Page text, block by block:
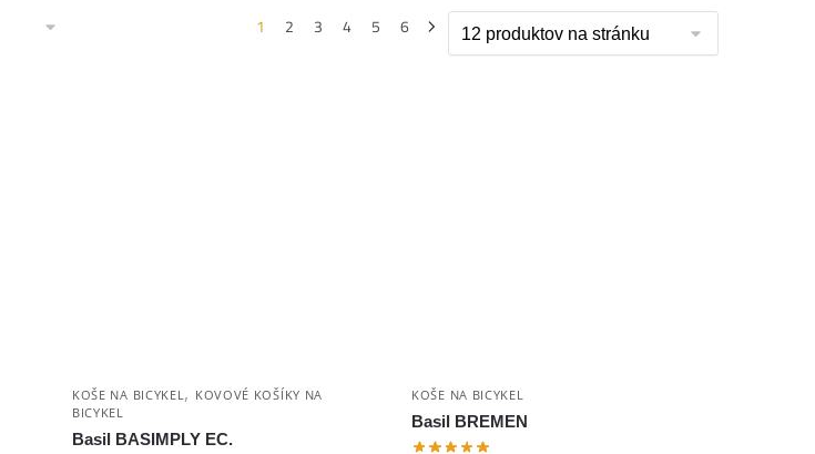
1 2 3 4 5 6
KOŠE NA BICYKEL, KOVOVÉ KOŠÍKY NA
BICYKEL
Basil BASIMPLY EC.
KOŠE NA BICYKEL
Basil BREMEN